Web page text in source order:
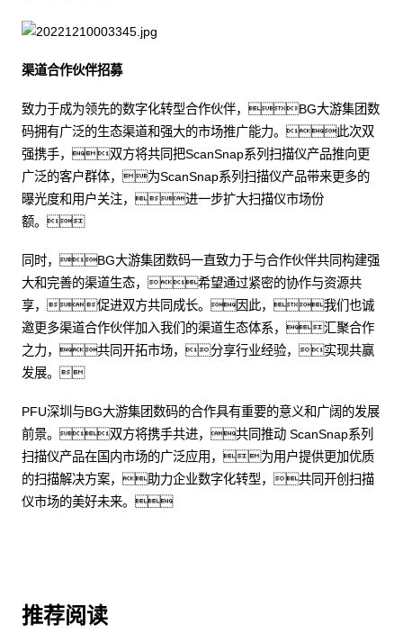
渠道合作伙伴招募
致力于成为领先的数字化转型合作伙伴，BG大游集团数
码拥有广泛的生态渠道和强大的市场推广能力。此次双
强携手，双方将共同把ScanSnap系列扫描仪产品推向更
广泛的客户群体，为ScanSnap系列扫描仪产品带来更多的
曝光度和用户关注，进一步扩大扫描仪市场份
额。
同时，BG大游集团数码一直致力于与合作伙伴共同构建强
大和完善的渠道生态，希望通过紧密的协作与资源共
享，促进双方共同成长。因此，我们也诚
邀更多渠道合作伙伴加入我们的渠道生态体系，汇聚合作
之力，共同开拓市场，分享行业经验，实现共赢
发展。
PFU深圳与BG大游集团数码的合作具有重要的意义和广阔的发展
前景。双方将携手共进，共同推动 ScanSnap系列
扫描仪产品在国内市场的广泛应用，为用户提供更加优质
的扫描解决方案，助力企业数字化转型，共同开创扫描
仪市场的美好未来。
推荐阅读